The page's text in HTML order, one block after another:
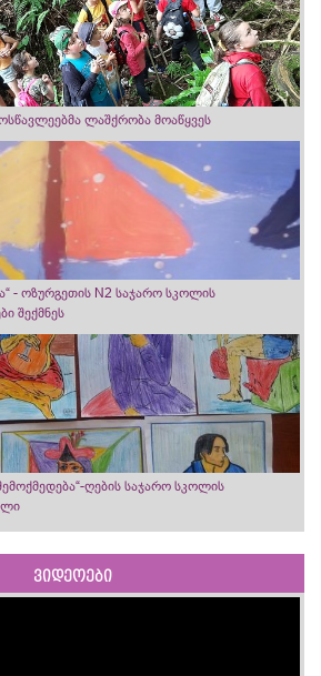
ლაშქრობა მოაწყვეს
- ოზურგეთის N2 საჯარო სკოლის
შექმნეს
ღების საჯარო სკოლის
ვიდეოები